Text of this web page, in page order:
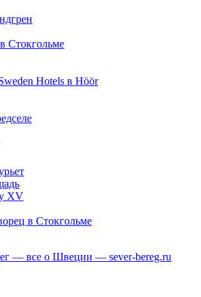
Стокгольме
Hotels в Höör
XV
в Стокгольме
— все о Швеции — sever-bereg.ru